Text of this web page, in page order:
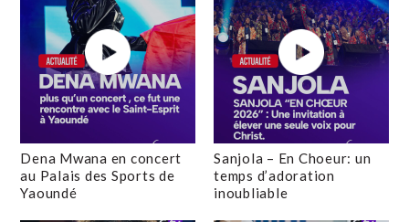
Dena Mwana en concert
au Palais des Sports de
Yaoundé
Sanjola – En Choeur: un
temps d’adoration
inoubliable